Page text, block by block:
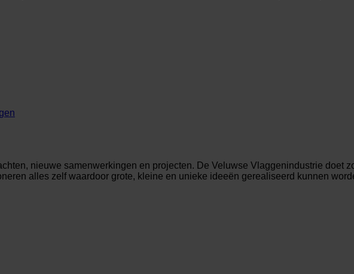
nieuwe samenwerkingen en projecten. De Veluwse Vlaggenindustrie doet
alles zelf waardoor grote, kleine en unieke ideeën gerealiseerd kunnen